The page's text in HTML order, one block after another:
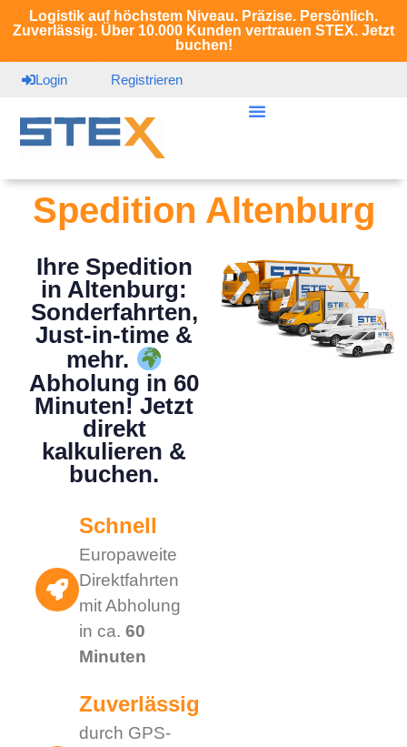
Logistik auf höchstem Niveau. Präzise. Persönlich.
Zuverlässig. Über 10.000 Kunden vertrauen STEX. Jetzt
buchen!
Login Registrieren
Spedition Altenburg
Ihre Spedition
in Altenburg:
Sonderfahrten,
Just-in-time &
mehr.
Abholung in 60
Minuten! Jetzt
direkt
kalkulieren &
buchen.
Schnell
Europaweite
Direktfahrten
mit Abholung
in ca. 60
Minuten
Zuverlässig
durch GPS-